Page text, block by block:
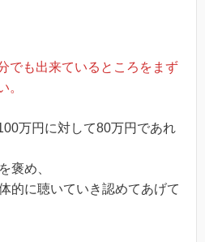
でも出来ているところをまず
。
万円に対して80万円であれ
褒め、
的に聴いていき認めてあげて